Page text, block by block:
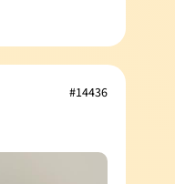
#14436